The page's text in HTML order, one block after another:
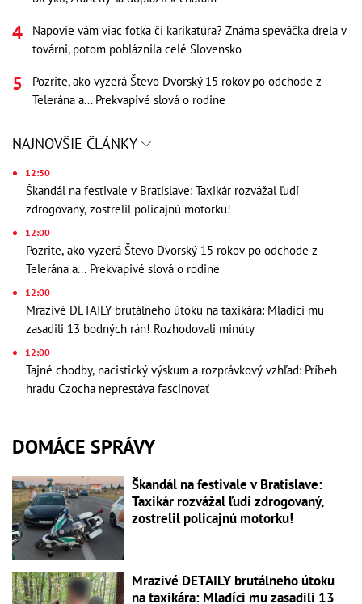
Napovie vám viac fotka či karikatúra? Známa speváčka drela v
továrni, potom pobláznila celé Slovensko
Pozrite, ako vyzerá Števo Dvorský 15 rokov po odchode z
Telerána a... Prekvapivé slová o rodine
NAJNOVŠIE ČLÁNKY
12:30
Škandál na festivale v Bratislave: Taxikár rozvážal ľudí
zdrogovaný, zostrelil policajnú motorku!
12:00
Pozrite, ako vyzerá Števo Dvorský 15 rokov po odchode z
Telerána a... Prekvapivé slová o rodine
12:00
Mrazivé DETAILY brutálneho útoku na taxikára: Mladíci mu
zasadili 13 bodných rán! Rozhodovali minúty
12:00
Tajné chodby, nacistický výskum a rozprávkový vzhľad: Príbeh
hradu Czocha neprestáva fascinovať
DOMÁCE SPRÁVY
Škandál na festivale v Bratislave:
Taxikár rozvážal ľudí zdrogovaný,
zostrelil policajnú motorku!
Mrazivé DETAILY brutálneho útoku
na taxikára: Mladíci mu zasadili 13